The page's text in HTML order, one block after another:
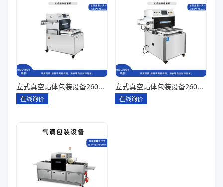
立式真空贴体包装设备260*180一出四
在线询价
立式真空贴体包装设备260*180一出二
在线询价